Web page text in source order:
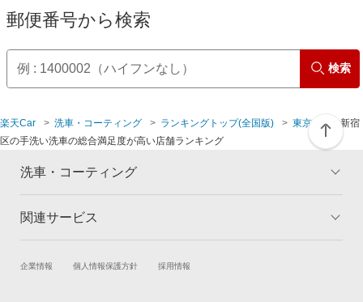
文京区
町田市
郵便番号から検索
検索
楽天Car 洗車・コーティング ランキングトップ(全国版) 東京都
新宿
区の手洗い洗車の総合満足度が高い店舗ランキング
洗車・コーティング
トップ
コーティングとは コーティング診断
関連サービス
試乗・商談 新車購入
企業情報 個人情報保護方針 採用情報